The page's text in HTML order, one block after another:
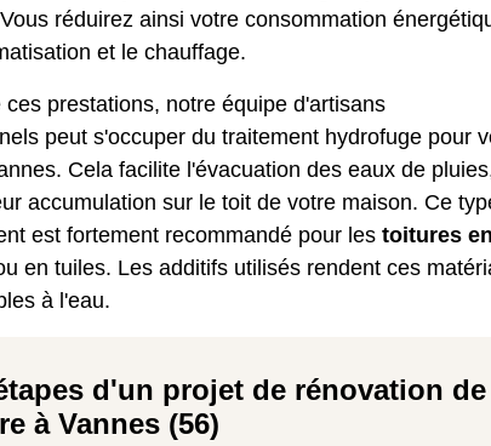
réduirez ainsi votre consommation
et le chauffage.
ces prestations, notre équipe d'artisans
peut s'occuper du traitement hydrofuge pour
Cela facilite l'évacuation des eaux de
accumulation sur le toit de votre maison. Ce
est fortement recommandé pour les toitures
en tuiles. Les additifs utilisés rendent ces
à l'eau.
d'un projet de rénovation de
à Vannes (56)